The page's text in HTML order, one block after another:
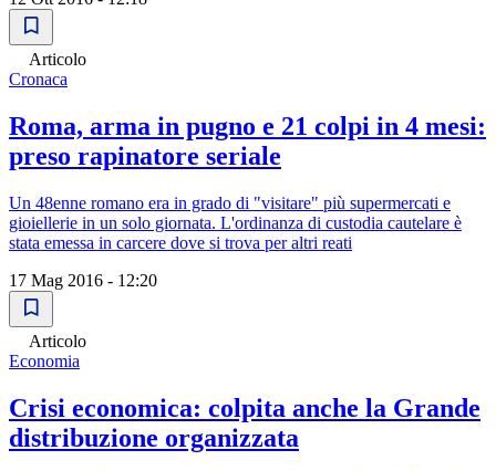
Articolo
Cronaca
Roma, arma in pugno e 21 colpi in 4 mesi:
preso rapinatore seriale
Un 48enne romano era in grado di "visitare" più supermercati e
gioiellerie in un solo giornata. L'ordinanza di custodia cautelare è
stata emessa in carcere dove si trova per altri reati
17 Mag 2016 - 12:20
Articolo
Economia
Crisi economica: colpita anche la Grande
distribuzione organizzata